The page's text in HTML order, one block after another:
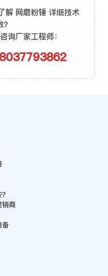
解 网磨粉锤 详细技术
询厂家工程师：
销商
备